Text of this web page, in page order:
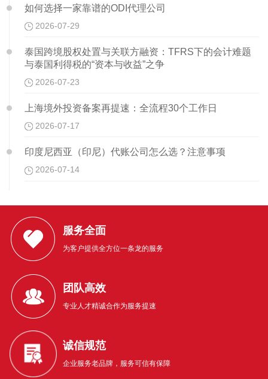
如何选择一家靠谱的ODI代理公司
2026-07-29
泰国跨境股权处置与关联方融资：TFRS下的会计难题
与泰国利得税的“资本与收益”之争
2026-07-23
上海境外投资备案再提速：全流程30个工作日
2026-07-17
印度尼西亚（印尼）代账公司怎么选？注意事项
2026-07-14
服务全面
为客户提供全方位一条龙的服务
团队高效
专业人才精诚合作为服务提速
诚信规范
企业服务老品牌，服务可信有保障